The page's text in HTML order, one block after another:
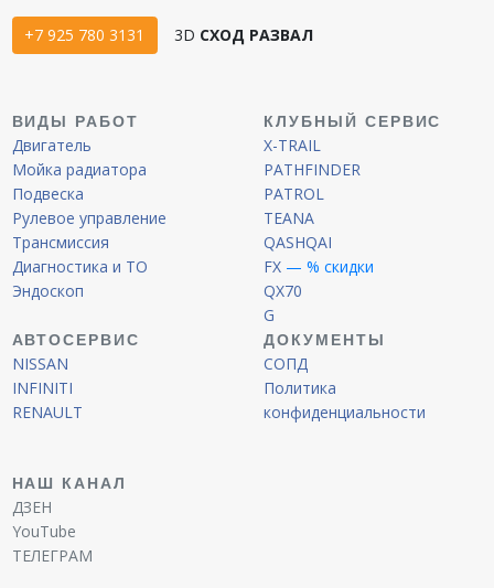
+7 925 780 3131 3D СХОД РАЗВАЛ
ВИДЫ РАБОТ
Двигатель
Мойка радиатора
Подвеска
Рулевое управление
Трансмиссия
Диагностика и ТО
Эндоскоп
КЛУБНЫЙ СЕРВИС
X-TRAIL
PATHFINDER
PATROL
TEANA
QASHQAI
FX — % скидки
QX70
G
АВТОСЕРВИС
NISSAN
INFINITI
RENAULT
ДОКУМЕНТЫ
СОПД
Политика
конфиденциальности
НАШ КАНАЛ
ДЗЕН
YouTube
ТЕЛЕГРАМ